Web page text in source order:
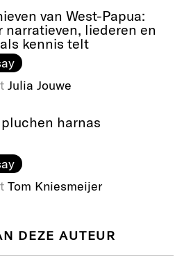
van West-Papua:
narratieven, liederen en
kennis telt
Julia Jouwe
pluchen harnas
Tom Kniesmeijer
DEZE AUTEUR